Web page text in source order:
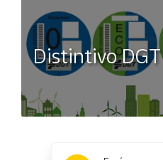
Distintivo DGT